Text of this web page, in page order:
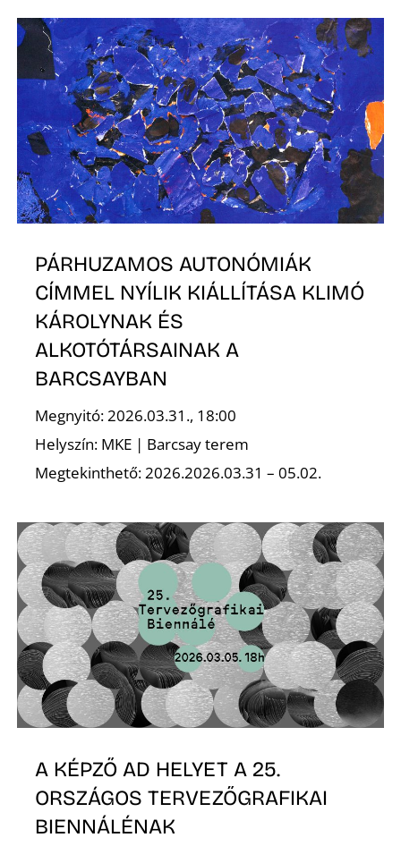
PÁRHUZAMOS AUTONÓMIÁK
CÍMMEL NYÍLIK KIÁLLÍTÁSA KLIMÓ
KÁROLYNAK ÉS
ALKOTÓTÁRSAINAK A
BARCSAYBAN
Megnyitó: 2026.03.31., 18:00
Helyszín: MKE | Barcsay terem
Megtekinthető: 2026.2026.03.31 – 05.02.
A KÉPZŐ AD HELYET A 25.
ORSZÁGOS TERVEZŐGRAFIKAI
BIENNÁLÉNAK